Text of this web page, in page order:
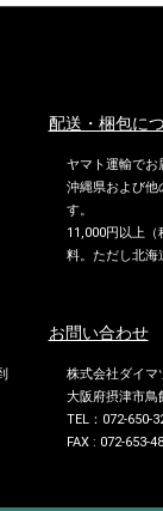
配送・梱包につ
ヤマト運輸でお
沖縄県および他
す。
11,000円以上
料。ただし北海
お問い合わせ
株式会社ダイマ
大阪府摂津市鳥
TEL：072-650-
FAX : 072-653-